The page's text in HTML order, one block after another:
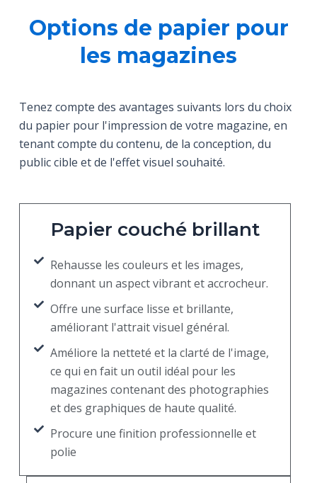
Options de papier pour
les magazines
Tenez compte des avantages suivants lors du choix
du papier pour l'impression de votre magazine, en
tenant compte du contenu, de la conception, du
public cible et de l'effet visuel souhaité.
Papier couché brillant
Rehausse les couleurs et les images,
donnant un aspect vibrant et accrocheur.
Offre une surface lisse et brillante,
améliorant l'attrait visuel général.
Améliore la netteté et la clarté de l'image,
ce qui en fait un outil idéal pour les
magazines contenant des photographies
et des graphiques de haute qualité.
Procure une finition professionnelle et
polie